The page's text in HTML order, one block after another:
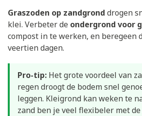
Graszoden op zandgrond drogen
klei. Verbeter de ondergrond voor
compost in te werken, en beregeen
veertien dagen.
Pro-tip: Het grote voordeel van
regen droogt de bodem snel
leggen. Kleigrond kan weken te
zand ben je veel flexibeler met